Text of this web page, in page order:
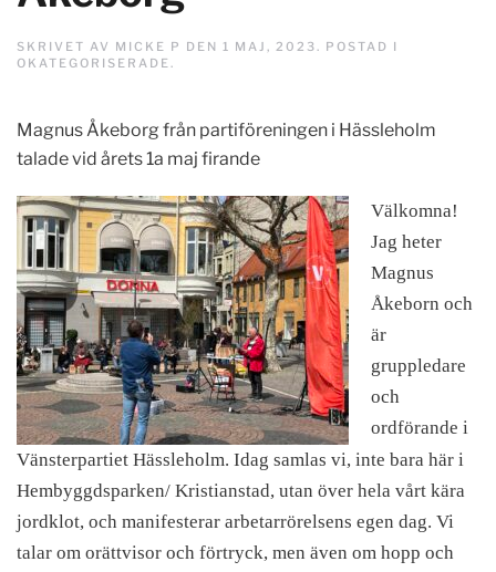
SKRIVET AV MICKE P DEN 1 MAJ, 2023. POSTAD I
OKATEGORISERADE.
Magnus Åkeborg från partiföreningen i Hässleholm
talade vid årets 1a maj firande
Välkomna!
Jag heter
Magnus
Åkeborn och
är
gruppledare
och
ordförande i
Vänsterpartiet Hässleholm. Idag samlas vi, inte bara här i
Hembyggdsparken/ Kristianstad, utan över hela vårt kära
jordklot, och manifesterar arbetarrörelsens egen dag. Vi
talar om orättvisor och förtryck, men även om hopp och